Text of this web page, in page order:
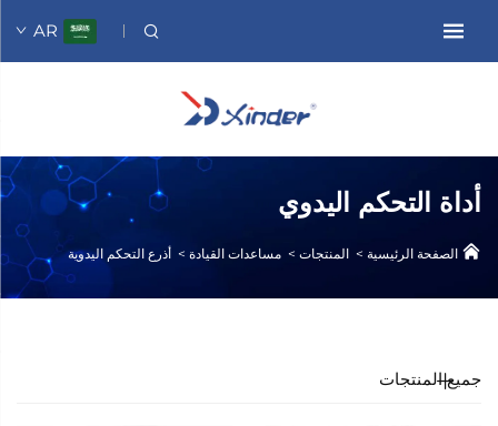
AR
أداة التحكم اليدوي
الصفحة الرئيسية > المنتجات > مساعدات القيادة > أذرع التحكم اليدوية
جميع المنتجات